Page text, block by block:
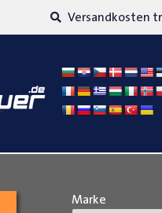
Versandkosten
Marke